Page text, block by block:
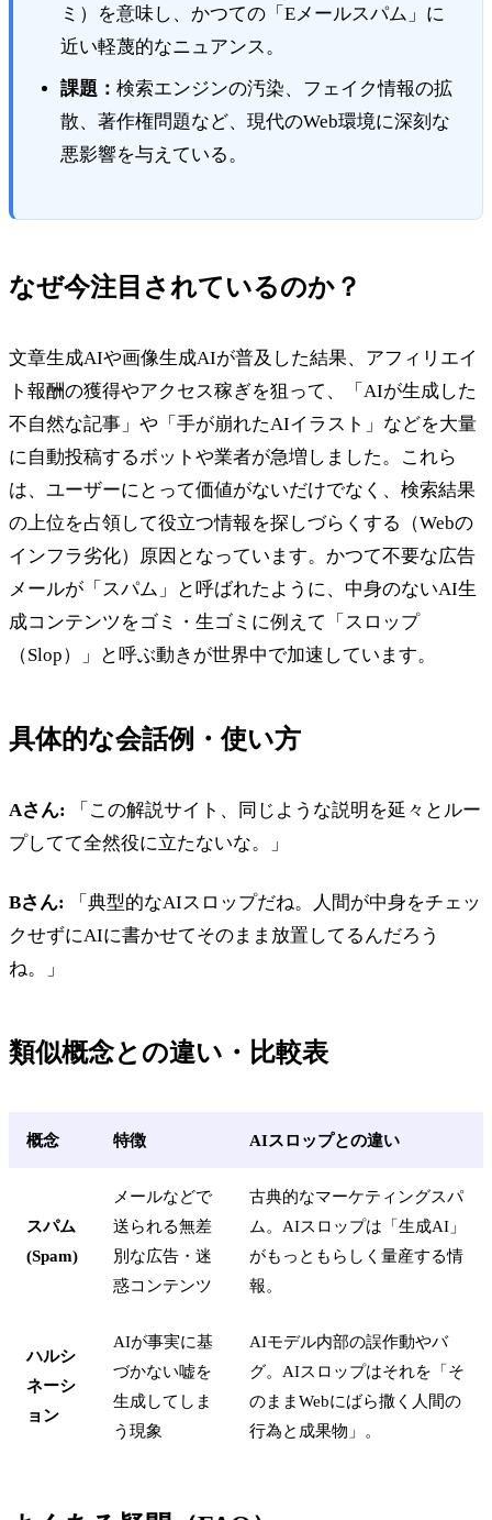
ミ）を意味し、かつての「Eメールスパム」に
近い軽蔑的なニュアンス。
課題：検索エンジンの汚染、フェイク情報の拡
散、著作権問題など、現代のWeb環境に深刻な
悪影響を与えている。
なぜ今注目されているのか？
文章生成AIや画像生成AIが普及した結果、アフィリエイ
ト報酬の獲得やアクセス稼ぎを狙って、「AIが生成した
不自然な記事」や「手が崩れたAIイラスト」などを大量
に自動投稿するボットや業者が急増しました。これら
は、ユーザーにとって価値がないだけでなく、検索結果
の上位を占領して役立つ情報を探しづらくする（Webの
インフラ劣化）原因となっています。かつて不要な広告
メールが「スパム」と呼ばれたように、中身のないAI生
成コンテンツをゴミ・生ゴミに例えて「スロップ
（Slop）」と呼ぶ動きが世界中で加速しています。
具体的な会話例・使い方
Aさん: 「この解説サイト、同じような説明を延々とルー
プしてて全然役に立たないな。」
Bさん: 「典型的なAIスロップだね。人間が中身をチェッ
クせずにAIに書かせてそのまま放置してるんだろう
ね。」
類似概念との違い・比較表
概念 特徴 AIスロップとの違い
スパム
(Spam)
メールなどで
送られる無差
別な広告・迷
惑コンテンツ
古典的なマーケティングスパ
ム。AIスロップは「生成AI」
がもっともらしく量産する情
報。
ハルシ
ネーシ
ョン
AIが事実に基
づかない嘘を
生成してしま
う現象
AIモデル内部の誤作動やバ
グ。AIスロップはそれを「そ
のままWebにばら撒く人間の
行為と成果物」。